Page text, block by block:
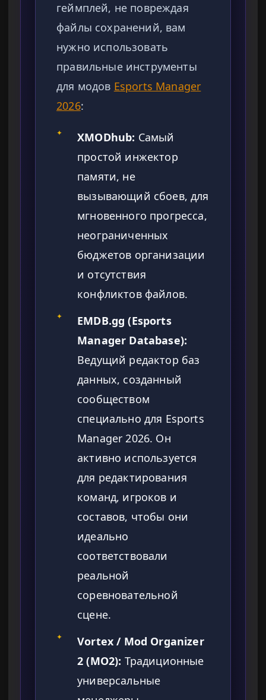
геймплей, не повреждая
файлы сохранений, вам
нужно использовать
правильные инструменты
для модов Esports Manager
2026:
✦ XMODhub: Самый
простой инжектор
памяти, не
вызывающий сбоев, для
мгновенного прогресса,
неограниченных
бюджетов организации
и отсутствия
конфликтов файлов.
✦
EMDB.gg (Esports
Manager Database):
Ведущий редактор баз
данных, созданный
сообществом
специально для Esports
Manager 2026. Он
активно используется
для редактирования
команд, игроков и
составов, чтобы они
идеально
соответствовали
реальной
соревновательной
сцене.
✦
Vortex / Mod Organizer
2 (MO2): Традиционные
универсальные